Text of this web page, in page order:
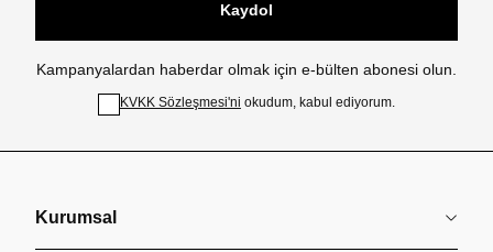
Kaydol
Kampanyalardan haberdar olmak için e-bülten abonesi olun.
KVKK Sözleşmesi'ni okudum, kabul ediyorum.
Kurumsal